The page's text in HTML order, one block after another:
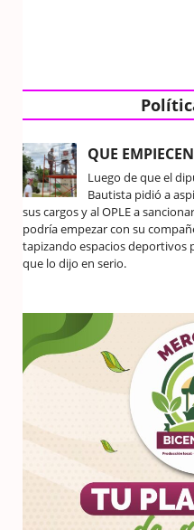
QUE
Luego de que el
Bautista pidió a
sus cargos y al OPLE a
podría empezar con su
tapizando espacios deportivos
que lo dijo en serio.